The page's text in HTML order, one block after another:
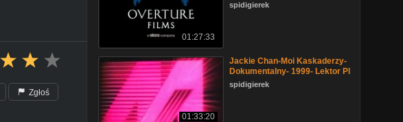
Zgłoś
01:27:33
spidigierek
01:33:20
Jackie Chan-Moi Kaskaderzy-
Dokumentalny- 1999- Lektor Pl
spidigierek